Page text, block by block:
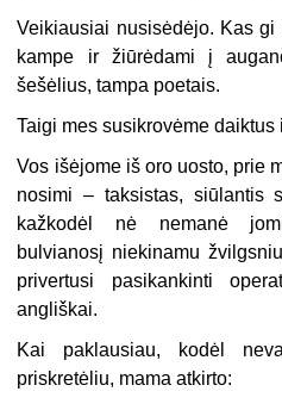
Veikiausiai nusisėdėjo. Kas
kampe ir žiūrėdami į
šešėlius, tampa poetais.
Taigi mes susikrovėme
Vos išėjome iš oro uosto, prie
nosimi – taksistas, siūlantis
kažkodėl nė nemanė
bulvianosį niekinamu
privertusi pasikankinti
angliškai.
Kai paklausiau, kodėl
priskretėliu, mama atkirto: